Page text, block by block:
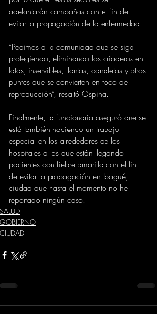
adelantarán campañas con el fin de
evitar la propagación de la enfermedad.
“Pedimos a la comunidad que se siga
protegiendo, eliminando los criaderos en
latas, inservibles, llantas, canaletas y otros
puntos que se convierten en foco de
reproducción”, resaltó Ospina.
Finalmente, la funcionaria aseguró que se
está también haciendo un trabajo
especial en los alrededores de los
hospitales a los que están llegando
pacientes con fiebre amarilla con el fin
de evitar la propagación en Ibagué,
ciudad que hasta el momento no he
reportado ningún caso.
SALUD
GOBIERNO
CIUDAD